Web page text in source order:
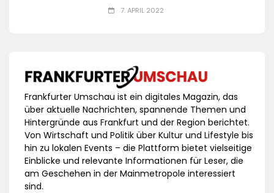
7. APRIL 2022
Frankfurter Umschau ist ein digitales Magazin, das
über aktuelle Nachrichten, spannende Themen und
Hintergründe aus Frankfurt und der Region berichtet.
Von Wirtschaft und Politik über Kultur und Lifestyle bis
hin zu lokalen Events – die Plattform bietet vielseitige
Einblicke und relevante Informationen für Leser, die
am Geschehen in der Mainmetropole interessiert
sind.